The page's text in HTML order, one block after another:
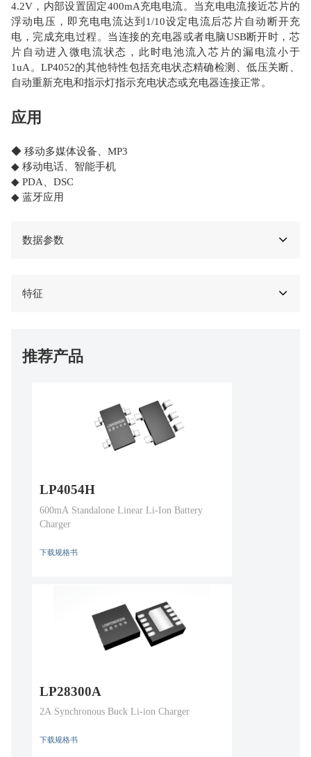
4.2V，内部设置固定400mA充电电流。当充电电流接近芯片的
浮动电压，即充电电流达到1/10设定电流后芯片自动断开充
电，完成充电过程。当连接的充电器或者电脑USB断开时，芯
片自动进入微电流状态，此时电池流入芯片的漏电流小于
1uA。LP4052的其他特性包括充电状态精确检测、低压关断、
自动重新充电和指示灯指示充电状态或充电器连接正常。
应用
◆ 移动多媒体设备、MP3
◆ 移动电话、智能手机
◆ PDA、DSC
◆ 蓝牙应用
数据参数
特征
推荐产品
LP4054H
600mA Standalone Linear Li-Ion Battery
Charger
下载规格书
LP28300A
2A Synchronous Buck Li-ion Charger
下载规格书